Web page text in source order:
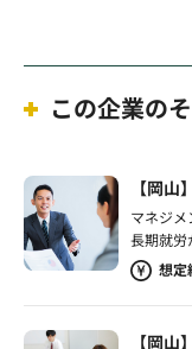
この企業の
【岡山
マネジメ
長期就労
想
【岡